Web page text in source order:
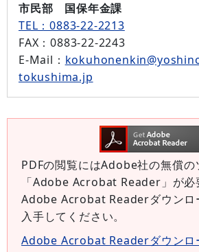
市民部 国保年金課
TEL：0883-22-2213
FAX ：0883-22-2243
E-Mail ：
tokushima.jp
PDFの閲覧にはAdobe社の無償の
「Adobe Acrobat Reader」が必
Adobe Acrobat Readerダウンロ
入手してください。
Adobe Acrobat Readerダウンロ